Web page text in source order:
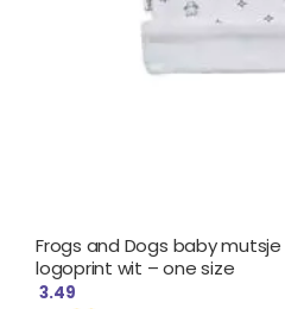
Frogs and Dogs baby
logoprint wit – one size
3.49